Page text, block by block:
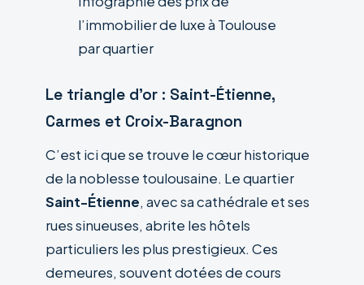
l’immobilier de luxe à Toulouse
par quartier
Le triangle d’or : Saint-Étienne,
Carmes et Croix-Baragnon
C’est ici que se trouve le cœur historique
de la noblesse toulousaine. Le quartier
Saint-Étienne, avec sa cathédrale et ses
rues sinueuses, abrite les hôtels
particuliers les plus prestigieux. Ces
demeures, souvent dotées de cours